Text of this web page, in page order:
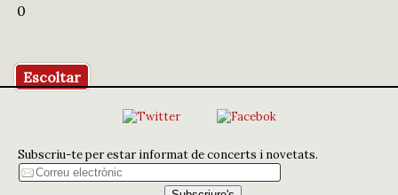
0
Escoltar
Subscriu-te per estar informat de concerts i novetats.